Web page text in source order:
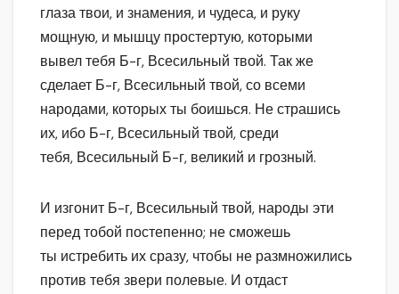
глаза твои, и знамения, и чудеса, и руку
мощную, и мышцу простертую, которыми
вывел тебя Б-г, Всесильный твой. Так же
сделает Б-г, Всесильный твой, со всеми
народами, которых ты боишься. Не страшись
их, ибо Б-г, Всесильный твой, среди
тебя, Всесильный Б-г, великий и грозный.
И изгонит Б-г, Всесильный твой, народы эти
перед тобой постепенно; не сможешь
ты истребить их сразу, чтобы не размножились
против тебя звери полевые. И отдаст